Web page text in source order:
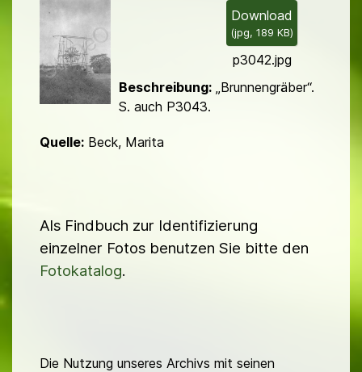
l
d
Download
(jpg, 189 KB)
p3042.jpg
Beschreibung:„Brunnengräber“.
S. auch P3043.
Quelle: Beck, Marita
Als Findbuch zur Identifizierung
einzelner Fotos benutzen Sie bitte den
Fotokatalog.
Die Nutzung unseres Archivs mit seinen